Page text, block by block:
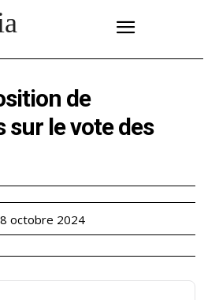
de
le vote des
8 octobre 2024